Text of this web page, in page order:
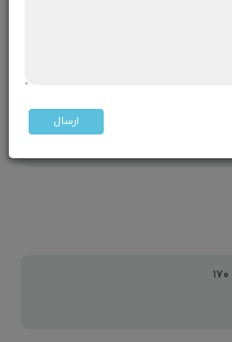
ای جرا زدی دوماهه بچتو نکنه
ارسال